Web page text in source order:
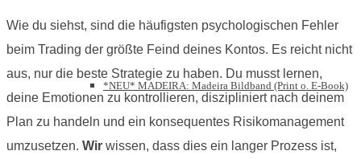
*NEU* MADEIRA: Madeira Bildband (Print o. E-Book)
Wie du siehst, sind die häufigsten psychologischen Fehler
beim Trading der größte Feind deines Kontos. Es reicht nicht
aus, nur die beste Strategie zu haben. Du musst lernen,
deine Emotionen zu kontrollieren, diszipliniert nach deinem
Plan zu handeln und ein konsequentes Risikomanagement
umzusetzen. Wir wissen, dass dies ein langer Prozess ist,